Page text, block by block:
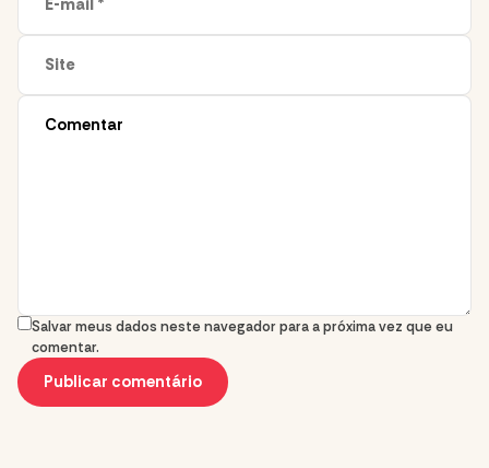
Salvar meus dados neste navegador para a próxima vez que eu
comentar.